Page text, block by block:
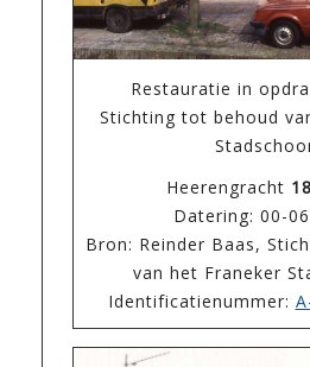
Restauratie in
Stichting tot behoud
Heerengracht
Datering: 00-
Bron: Reinder Baas,
van het Franeker
Identificatienummer: